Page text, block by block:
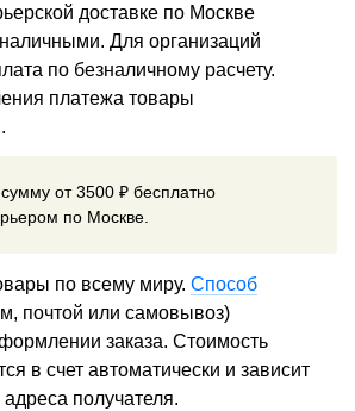
доставке по Москве
Для организаций
по безналичному расчету.
платежа товары
от 3500 ₽ бесплатно
по Москве.
по всему миру. Способ
почтой или самовывоз)
заказа. Стоимость
в счет автоматически и зависит
получателя.